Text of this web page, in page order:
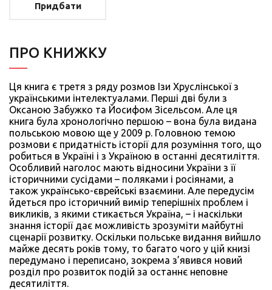
Придбати
ПРО КНИЖКУ
Ця книга є третя з ряду розмов Ізи Хруслінської з
українськими інтелектуалами. Перші дві були з
Оксаною Забужко та Йосифом Зісельсом. Але ця
книга була хронологічно першою – вона була видана
польською мовою ще у 2009 р. Головною темою
розмови є придатність історії для розуміння того, що
робиться в Україні і з Україною в останні десятиліття.
Особливий наголос мають відносини України з її
історичними сусідами – поляками і росіянами, а
також українсько-єврейські взаємини. Але передусім
йдеться про історичний вимір теперішніх проблем і
викликів, з якими стикається Україна, – і наскільки
знання історії дає можливість зрозуміти майбутні
сценарії розвитку. Оскільки польське видання вийшло
майже десять років тому, то багато чого у цій книзі
передумано і переписано, зокрема з’явився новий
розділ про розвиток подій за останнє неповне
десятиліття.